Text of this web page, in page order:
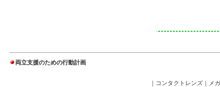
両立支援のための行動計画
コンタクトレンズ
メ